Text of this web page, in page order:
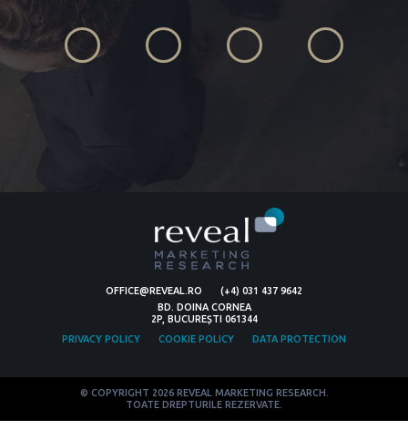
OFFICE@REVEAL.RO
(+4) 031 437 9642
BD. DOINA CORNEA
2P, BUCUREȘTI 061344
PRIVACY POLICY
COOKIE POLICY DATA PROTECTION
© COPYRIGHT 2026 REVEAL MARKETING RESEARCH.
TOATE DREPTURILE REZERVATE.